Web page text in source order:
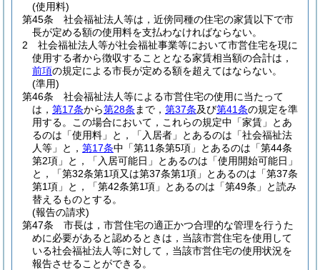
(使用料)
第45条
社会福祉法人等は，近傍同種の住宅の家賃以下で市
長が定める額の使用料を支払わなければならない。
2
社会福祉法人等が社会福祉事業等において市営住宅を現に
使用する者から徴収することとなる家賃相当額の合計は，
前項の規定による市長が定める額を超えてはならない。
(準用)
第46条
社会福祉法人等による市営住宅の使用に当たって
は， 第17条から第28条 まで， 第37条及び第41条の規定を準
用する。
この場合において，これらの規定中「家賃」とあ
るのは「使用料」と，「入居者」とあるのは「社会福祉法
人等」と， 第17条中「第11条第5項」とあるのは「第44条
第2項」と，「入居可能日」とあるのは「使用開始可能日」
と，「第32条第1項又は第37条第1項」とあるのは「第37条
第1項」と，「第42条第1項」とあるのは「第49条」と読み
替えるものとする。
(報告の請求)
第47条
市長は，市営住宅の適正かつ合理的な管理を行うた
めに必要があると認めるときは，当該市営住宅を使用して
いる社会福祉法人等に対して，当該市営住宅の使用状況を
報告させることができる。